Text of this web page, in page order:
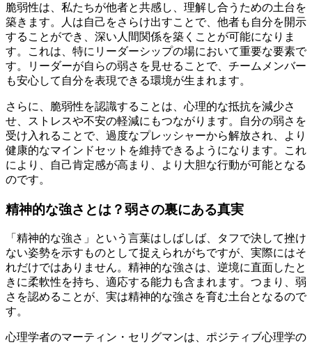
脆弱性は、私たちが他者と共感し、理解し合うための土台を
築きます。人は自己をさらけ出すことで、他者も自分を開示
することができ、深い人間関係を築くことが可能になりま
す。これは、特にリーダーシップの場において重要な要素で
す。リーダーが自らの弱さを見せることで、チームメンバー
も安心して自分を表現できる環境が生まれます。
さらに、脆弱性を認識することは、心理的な抵抗を減少さ
せ、ストレスや不安の軽減にもつながります。自分の弱さを
受け入れることで、過度なプレッシャーから解放され、より
健康的なマインドセットを維持できるようになります。これ
により、自己肯定感が高まり、より大胆な行動が可能となる
のです。
精神的な強さとは？弱さの裏にある真実
「精神的な強さ」という言葉はしばしば、タフで決して挫け
ない姿勢を示すものとして捉えられがちですが、実際にはそ
れだけではありません。精神的な強さは、逆境に直面したと
きに柔軟性を持ち、適応する能力も含まれます。つまり、弱
さを認めることが、実は精神的な強さを育む土台となるので
す。
心理学者のマーティン・セリグマンは、ポジティブ心理学の